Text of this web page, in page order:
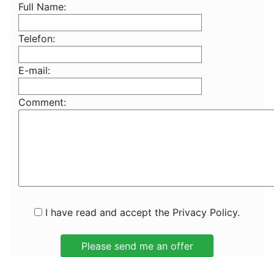
Full Name:
Telefon:
E-mail:
Comment:
I have read and accept the Privacy Policy.